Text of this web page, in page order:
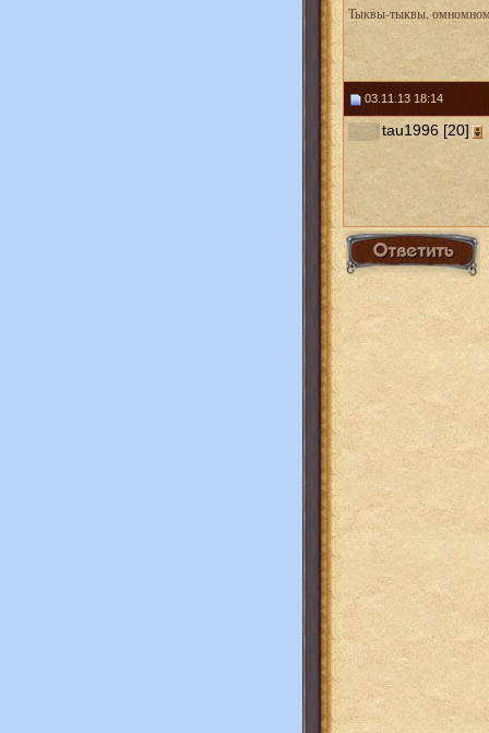
Тыквы-тыквы,
03.11.13 18:14
tau1996 [20]